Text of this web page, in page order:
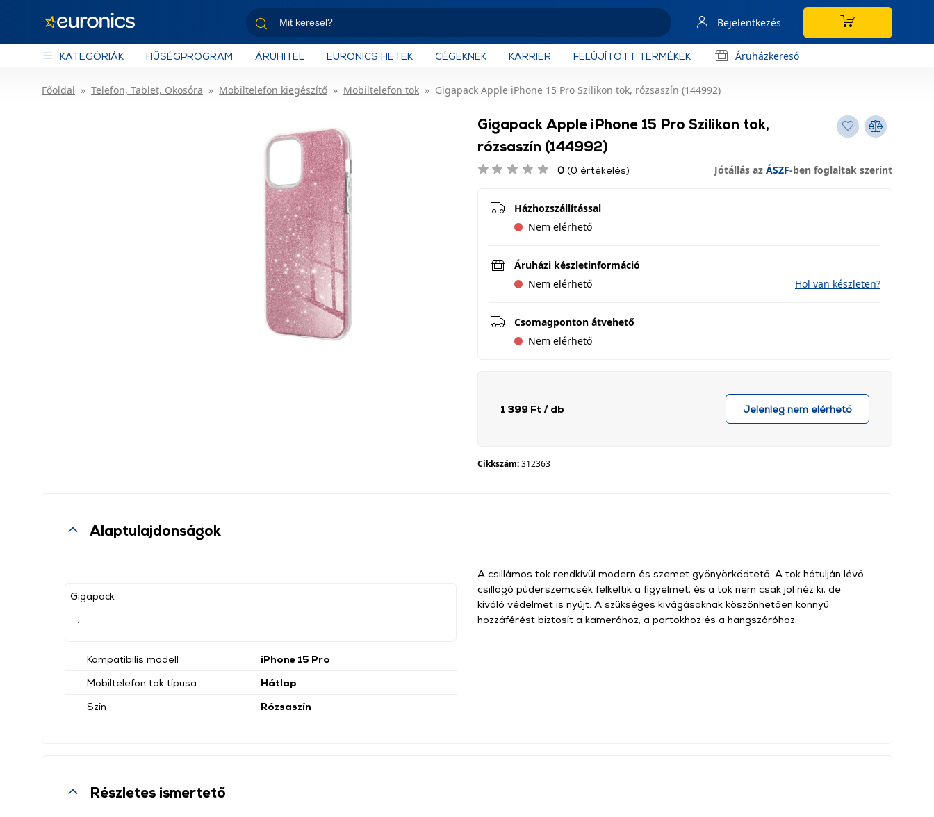
Bejelentkezés
KATEGÓRIÁK HŰSÉGPROGRAM ÁRUHITEL EURONICS HETEK CÉGEKNEK KARRIER FELÚJÍTOTT TERMÉKEK Áruházkereső
Főoldal Telefon, Tablet, Okosóra Mobiltelefon kiegészítő Mobiltelefon tok Gigapack Apple iPhone 15 Pro Szilikon tok, rózsaszín (144992)
Gigapack Apple iPhone 15 Pro Szilikon tok,
rózsaszín (144992)
0 (0 értékelés) Jótállás az ÁSZF-ben foglaltak szerint
Házhozszállítással
Nem elérhető
Áruházi készletinformáció
Nem elérhető
Hol van készleten?
Csomagponton átvehető
Nem elérhető
1 399 Ft / db Jelenleg nem elérhető
Cikkszám:312363
Alaptulajdonságok
Gigapack
Kompatibilis modell
iPhone 15 Pro
Mobiltelefon tok típusa
Hátlap
Szín
Rózsaszín
A csillámos tok rendkívül modern és szemet gyönyörködtető. A tok hátulján lévő
csillogó púderszemcsék felkeltik a figyelmet, és a tok nem csak jól néz ki, de
kiváló védelmet is nyújt. A szükséges kivágásoknak köszönhetően könnyű
hozzáférést biztosít a kamerához, a portokhoz és a hangszóróhoz.
Részletes ismertető